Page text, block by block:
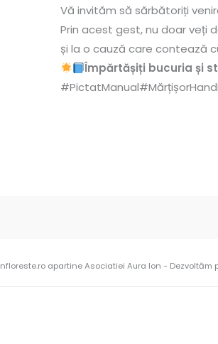
Vă invităm să sărbătoriți
Prin acest gest, nu doar veți
și la o cauză care contează
Împărtășiți bucuria și
apartine Asociatiei Aura Ion -